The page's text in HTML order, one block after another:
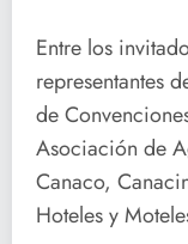
Entre los
representantes
de
Asociación de
Canaco,
Hoteles y